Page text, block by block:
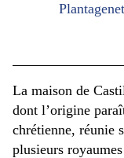
La maison de
dont l’origine
chrétienne, réunie
plusieurs